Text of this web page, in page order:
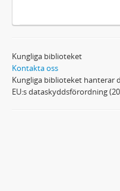
Kungliga biblioteket
Kontakta oss
Kungliga biblioteket hanterar
EU:s dataskyddsförordning